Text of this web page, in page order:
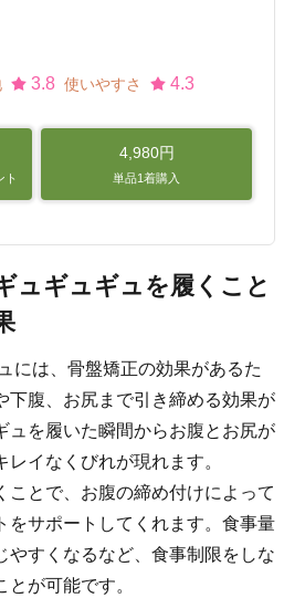
3.8 使いやすさ 4.3
ト
4,980円
単品1着購入
ュギュギュを履くこと
には、骨盤矯正の効果があるた
下腹、お尻まで引き締める効果が
ュを履いた瞬間からお腹とお尻が
イなくびれが現れます。
ことで、お腹の締め付けによって
をサポートしてくれます。食事量
やすくなるなど、食事制限をしな
とが可能です。